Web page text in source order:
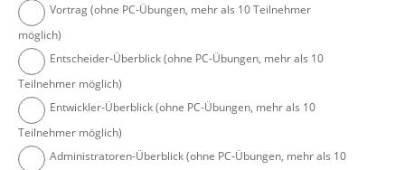
Vortrag (ohne PC-Übungen, mehr als 10 Teilnehmer
möglich)
Entscheider-Überblick (ohne PC-Übungen, mehr als 10
Teilnehmer möglich)
Entwickler-Überblick (ohne PC-Übungen, mehr als 10
Teilnehmer möglich)
Administratoren-Überblick (ohne PC-Übungen, mehr als 10